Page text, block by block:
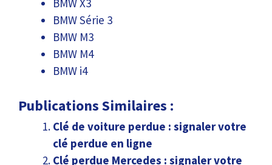
BMW X3
BMW Série 3
BMW M3
BMW M4
BMW i4
Publications Similaires :
Clé de voiture perdue : signaler votre
clé perdue en ligne
Clé perdue Mercedes : signaler votre